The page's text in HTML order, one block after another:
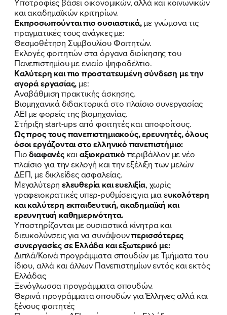
και ακαδημαϊκών κριτηρίων.
Εκπροσωπούνται πιο ουσιαστικά,με γνώμονα τις
πραγματικές τους ανάγκες με:
Θεσμοθέτηση Συμβουλίου Φοιτητών.
Εκλογές φοιτητών στα όργανα διοίκησης του
Πανεπιστημίου με ενιαίο ψηφοδέλτιο.
Καλύτερη και πιο προστατευμένη σύνδεση με την
αγορά εργασίας, με:
Αναβάθμιση πρακτικής άσκησης.
Βιομηχανικά διδακτορικά στο πλαίσιο συνεργασίας
ΑΕΙ με φορείς της βιομηχανίας.
Στήριξη start-ups από φοιτητές και αποφοίτους.
Ως προς τους πανεπιστημιακούς, ερευνητές, όλους
όσοι εργάζονται στο ελληνικό πανεπιστήμιο:
Πιοδιαφανές καιαξιοκρατικό περιβάλλον με νέο
πλαίσιο για την εκλογή και την εξέλιξη των μελών
ΔΕΠ, με δικλείδες ασφαλείας.
Μεγαλύτερη ελευθερία και ευελιξία, χωρίς
γραφειοκρατικές υπερ-ρυθμίσεις,για μια ευκολότερη
και καλύτερη εκπαιδευτική, ακαδημαϊκή και
ερευνητική καθημερινότητα.
Υποστηρίζονται με ουσιαστικά κίνητρα και
διευκολύνσεις για να συνάψουνπερισσότερες
συνεργασίες σε Ελλάδα και εξωτερικό με:
Διπλά/Κοινά προγράμματα σπουδών με Τμήματα του
ίδιου, αλλά και άλλων Πανεπιστημίων εντός και εκτός
Ελλάδας
Ξενόγλωσσα προγράμματα σπουδών.
Θερινά προγράμματα σπουδών για Έλληνες αλλά και
ξένους φοιτητές